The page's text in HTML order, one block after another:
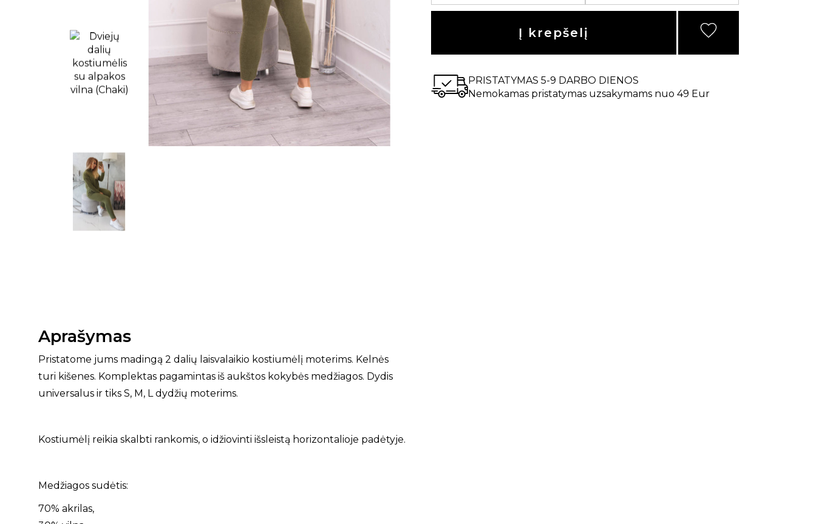
Į krepšelį
PRISTATYMAS 5-9 DARBO DIENOS
Nemokamas pristatymas uzsakymams nuo 49 Eur
Aprašymas
Pristatome jums madingą 2 dalių laisvalaikio kostiumėlį moterims. Kelnės
turi kišenes. Komplektas pagamintas iš aukštos kokybės medžiagos. Dydis
universalus ir tiks S, M, L dydžių moterims.
Kostiumėlį reikia skalbti rankomis, o idžiovinti išsleistą horizontalioje padėtyje.
Medžiagos sudėtis:
70% akrilas,